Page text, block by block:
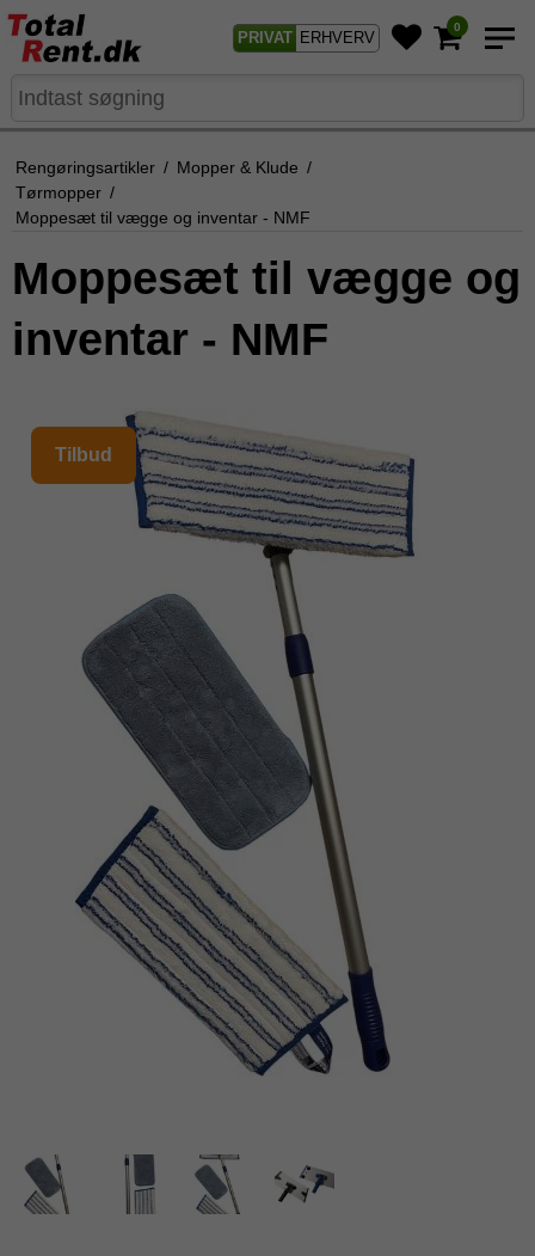
PRIVAT ERHVERV
0
Rengøringsartikler / Mopper & Klude /
Tørmopper /
Moppesæt til vægge og inventar - NMF
Moppesæt til vægge og
inventar - NMF
Tilbud